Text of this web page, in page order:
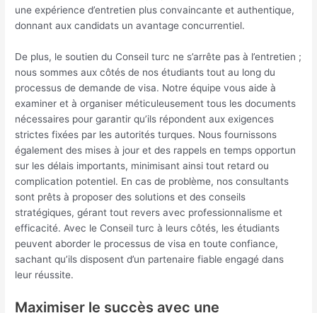
une expérience d’entretien plus convaincante et authentique,
donnant aux candidats un avantage concurrentiel.
De plus, le soutien du Conseil turc ne s’arrête pas à l’entretien ;
nous sommes aux côtés de nos étudiants tout au long du
processus de demande de visa. Notre équipe vous aide à
examiner et à organiser méticuleusement tous les documents
nécessaires pour garantir qu’ils répondent aux exigences
strictes fixées par les autorités turques. Nous fournissons
également des mises à jour et des rappels en temps opportun
sur les délais importants, minimisant ainsi tout retard ou
complication potentiel. En cas de problème, nos consultants
sont prêts à proposer des solutions et des conseils
stratégiques, gérant tout revers avec professionnalisme et
efficacité. Avec le Conseil turc à leurs côtés, les étudiants
peuvent aborder le processus de visa en toute confiance,
sachant qu’ils disposent d’un partenaire fiable engagé dans
leur réussite.
Maximiser le succès avec une